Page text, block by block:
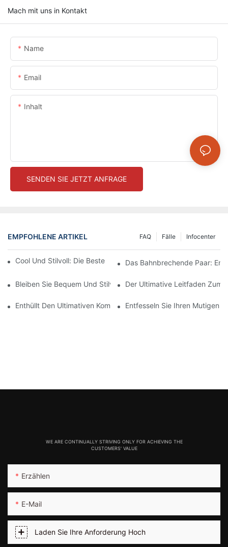
Mach mit uns in Kontakt
Name
Email
Inhalt
SENDEN SIE JETZT ANFRAGE
EMPFOHLENE ARTIKEL Infocenter
Fälle
FAQ
Cool Und Stilvoll: Die Beste Aktivkleidung Für Ihr Training
Das Bahnbrechende Paar:
Bleiben Sie Bequem Und Stilvoll Mit Diesen Dicken, Nahtlosen
Der Ultimative Leitfaden Zum
Enthüllt Den Ultimativen Komfort: Nahtlos Gestaltete Leggings
Entfesseln Sie Ihren Mutigen
WE ARE CONTINUALLY STRIVING ONLY FOR ACHIEVING THE
CUSTOMERS' VALUE
Erzählen
E-Mail
Laden Sie Ihre Anforderung Hoch